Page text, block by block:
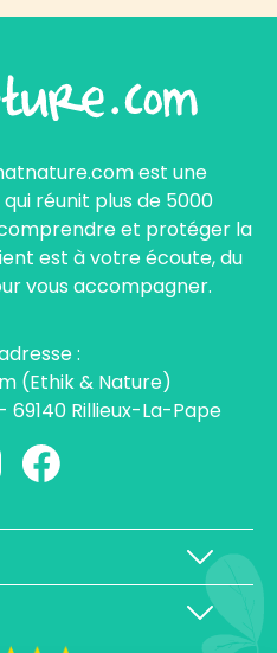
est une
réunit plus de 5000
et protéger la
est à votre écoute, du
vous accompagner.
:
(Ethik & Nature)
69140 Rillieux-La-Pape